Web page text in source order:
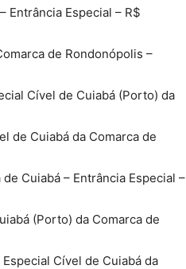
Entrância Especial – R$
de Rondonópolis –
Cível de Cuiabá (Porto) da
de Cuiabá da Comarca de
Cuiabá – Entrância Especial –
(Porto) da Comarca de
Cível de Cuiabá da